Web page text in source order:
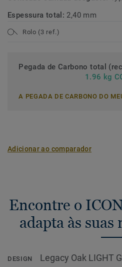
Espessura total: 2,40 mm
Rolo (3 ref.)
Pegada de Carbono total
1.96 kg
A PEGADA DE CARBONO DO
Adicionar ao comparador
Encontre o
adapta às suas
DESIGN Legacy Oak LIGHT